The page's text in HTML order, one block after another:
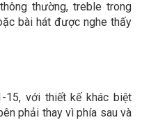
thường, treble trong
bài hát được nghe thấy
với thiết kế khác biệt
phải thay vì phía sau và